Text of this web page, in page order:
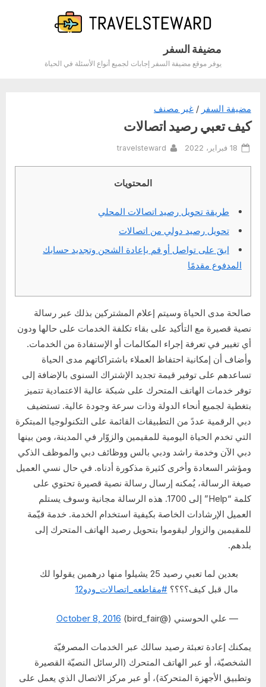
مضيفة السفر
يوفر موقع مضيفة السفر إجابات لجميع أنواع الأسئلة في الحياة
مضيفة السفر / غير مصنف
كيف تعبي رصيد اتصالات
Posted
18 فبراير، 2022 By
travelsteward
المحتويات
طريقة تحويل رصيد اتصالات المحلي
تحويل رصيد دولي من اتصالات
ابقَ على تواصل أو قم بإعادة الشحن وتجديد حسابك
المدفوع مقدمًا
صالحة مدى الحياة وسيتم إعلام المشتركين بذلك عبر رسالة
نصية قصيرة مع التأكيد على بقاء تكلفة الخدمات على حالها ودون
أي تغيير في تعرفة إجراء المكالمات أو الإستفادة من الخدمات.
وأضاف أن إمكانية احتفاظ العملاء باشتراكاتهم مدى الحياة
تساعدهم على توفير قيمة تجديد الإشتراك السنوى بالإضافة إلى
توفر خدمات الهاتف المتحرك على شبكة عالية الاعتمادية تتميز
بتغطية لجميع أنحاء الدولة وذات سرعة وجودة عالية. تستضيف
دبي الرقمية عددً من التطبيقات القائمة على التكنولوجيا المبتكرة
التي تخدم الحياة اليومية للمقيمين والزوّار في المدينة، ومن بينها
دبي الآن وخدمة راشد ودبي بالس ووظائف دبي والموظف الذكي
ومؤشر السعادة وأخرى كثيرة مذكورة أدناه. في حال نسي العميل
صيغة الرسالة، يُمكنه إرسال رسالة نصية قصيرة تحتوي على
كلمة “Help” إلى 1700. هذه الرسالة مجانية وسوف يستلم
العميل الإرشادات الخاصة بكيفية استخدام الخدمة. خدمة قيّمة
للمقيمين والزوار ليقوموا بتحويل رصيد الهاتف المتحرك إلى
بلدهم.
بعدين لما تعبي رصيد 25 يشيلوا منها درهمين يقولوا لك
مال قبل كيف؟؟؟؟#مقاطعه_اتصالات_ودو12
— علي الحوسني (@bird_fair) October 8, 2016
يمكنك إعادة تعبئة رصيد سالك عبر الخدمات المصرفيّة
الشخصيّة، أو عبر الهاتف المتحرك (الرسائل النصيّة القصيرة
وتطبيق الأجهزة المتحركة)، أو عبر مركز الاتصال الذي يعمل على